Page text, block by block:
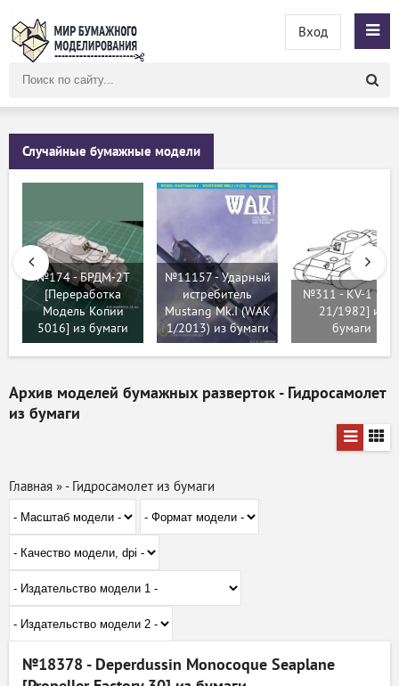
сайту
Вход
Случайные бумажные модели
№174 - БРДМ-2Т
[Переработка
Модель Копии
5016] из бумаги
№11157 - Ударный
истребитель
Mustang Mk.I (WAK
1/2013) из бумаги
№311 - KV-1
21/1982] из
бумаги
Архив моделей бумажных разверток - Гидросамолет
из бумаги
Главная »- Гидросамолет из бумаги
№18378 - Deperdussin Monocoque Seaplane